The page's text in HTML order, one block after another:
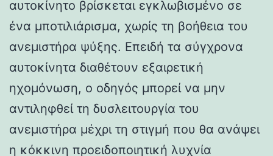
αυτοκίνητο βρίσκεται εγκλωβισμένο σε
ένα μποτιλιάρισμα, χωρίς τη βοήθεια του
ανεμιστήρα ψύξης. Επειδή τα σύγχρονα
αυτοκίνητα διαθέτουν εξαιρετική
ηχομόνωση, ο οδηγός μπορεί να μην
αντιληφθεί τη δυσλειτουργία του
ανεμιστήρα μέχρι τη στιγμή που θα ανάψει
η κόκκινη προειδοποιητική λυχνία